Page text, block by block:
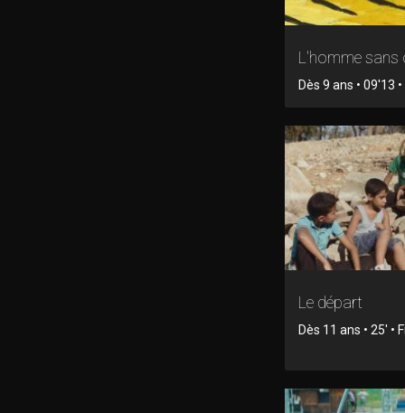
L'homme sans
Dès 9 ans • 09'13
Le départ
Dès 11 ans • 25' •